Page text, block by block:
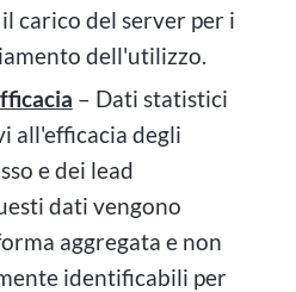
carico del server per i
dell'utilizzo.
– Dati statistici
all'efficacia degli
e dei lead
dati vengono
aggregata e non
identificabili per